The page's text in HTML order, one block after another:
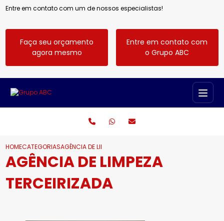
Entre em contato com um de nossos especialistas!
Faça seu orçamento
agora mesmo
Entre em contato com
o Grupo ABC
HOMECATEGORIASAGÊNCIA DE LIMPEZA TERCEIRIZADA
AGÊNCIA DE LIMPEZA
TERCEIRIZADA